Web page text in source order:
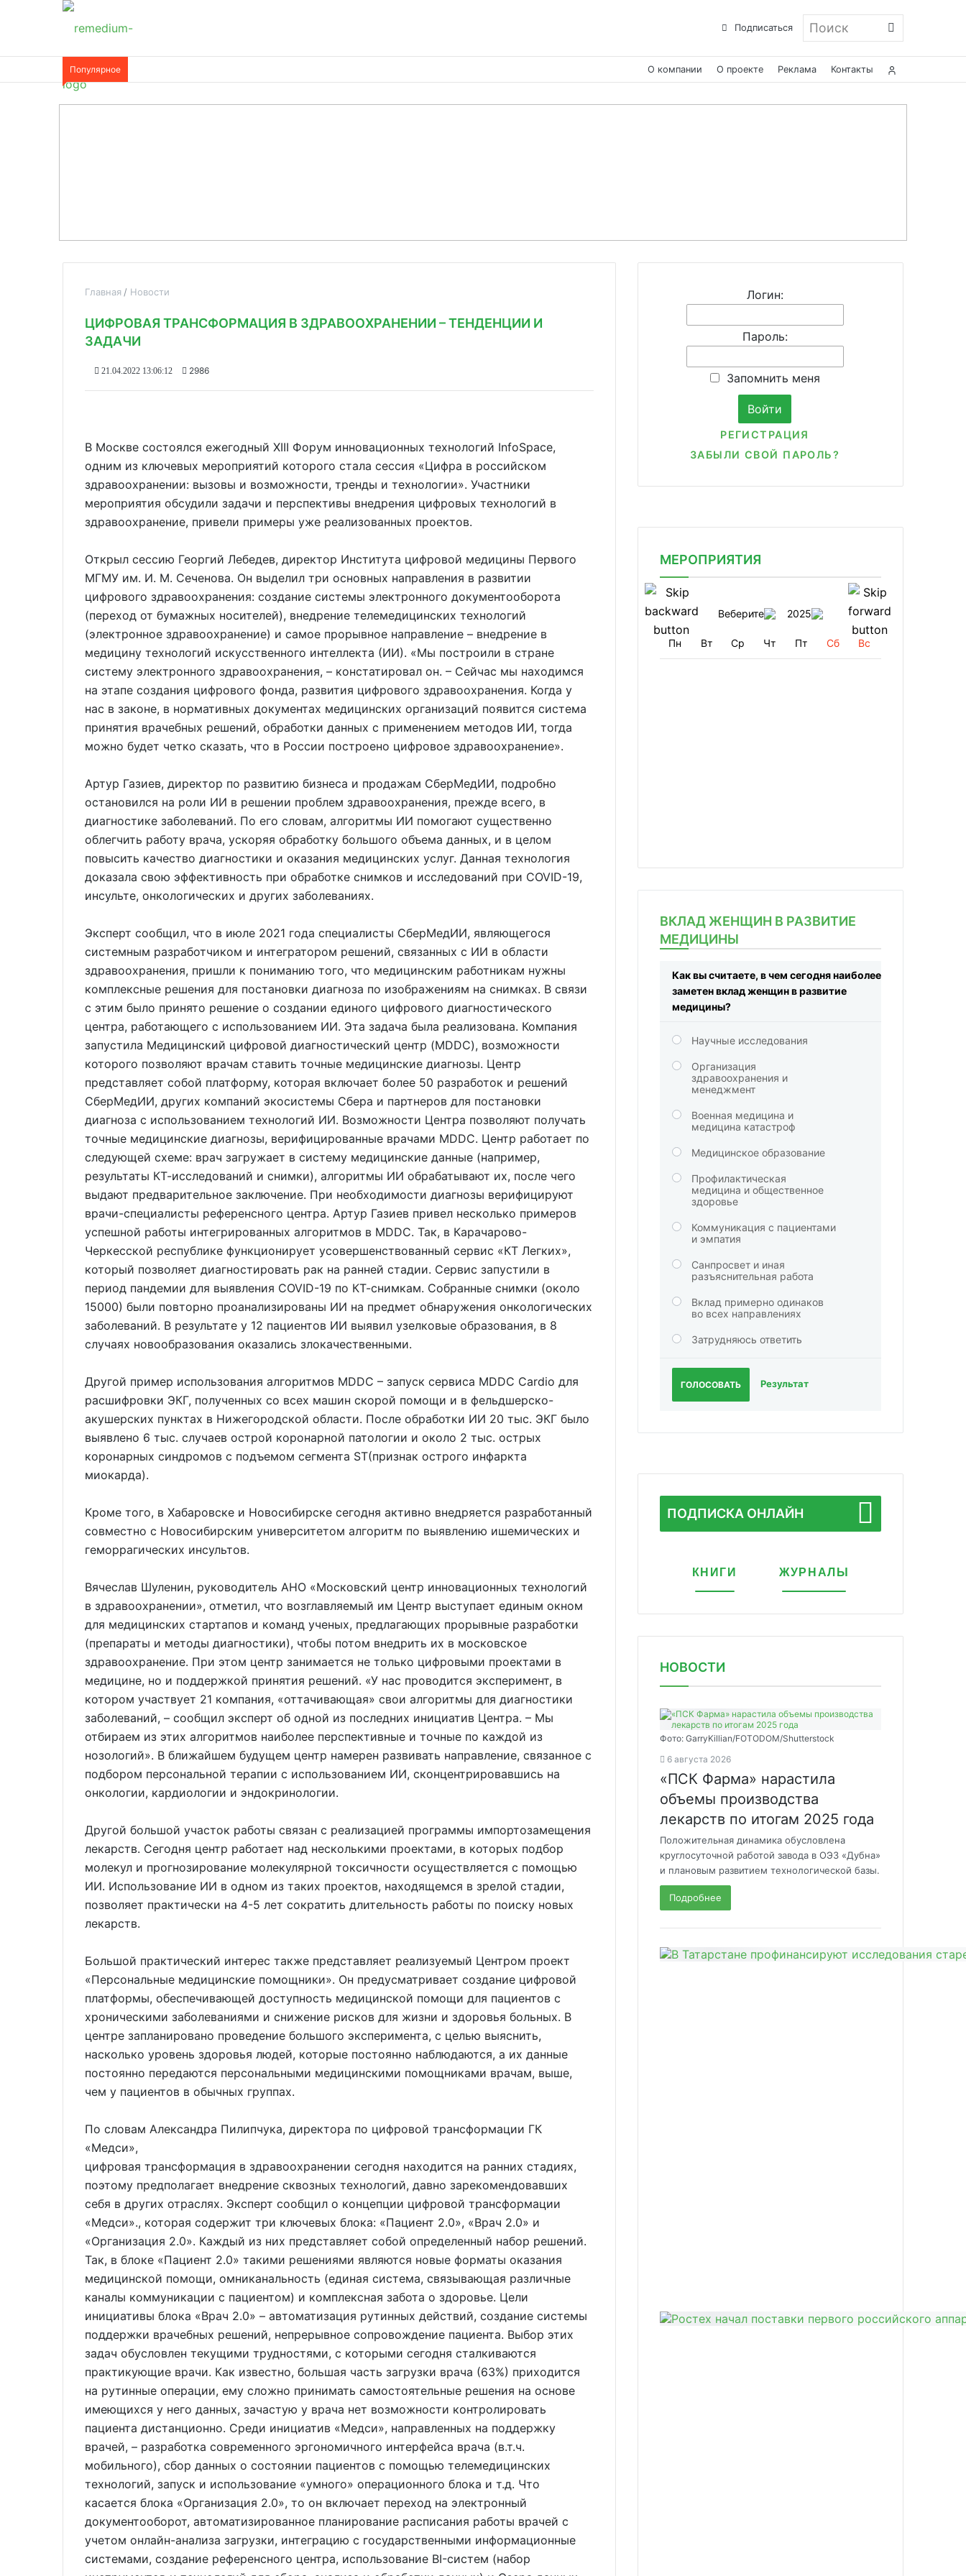
Подписаться Поиск
Популярное О компании О проекте Реклама Контакты
Главная Новости
ЦИФРОВАЯ ТРАНСФОРМАЦИЯ В ЗДРАВООХРАНЕНИИ – ТЕНДЕНЦИИ И
ЗАДАЧИ
21.04.2022 13:06:12 2986
В Москве состоялся ежегодный XIII Форум инновационных технологий InfoSpace,
одним из ключевых мероприятий которого стала сессия «Цифра в российском
здравоохранении: вызовы и возможности, тренды и технологии». Участники
мероприятия обсудили задачи и перспективы внедрения цифровых технологий в
здравоохранение, привели примеры уже реализованных проектов.
Открыл сессию Георгий Лебедев, директор Института цифровой медицины Первого
МГМУ им. И. М. Сеченова. Он выделил три основных направления в развитии
цифрового здравоохранения: создание системы электронного документооборота
(переход от бумажных носителей), внедрение телемедицинских технологий
(электронное здравоохранение) и самое прорывное направление – внедрение в
медицину технологий искусственного интеллекта (ИИ). «Мы построили в стране
систему электронного здравоохранения, – констатировал он. – Сейчас мы находимся
на этапе создания цифрового фонда, развития цифрового здравоохранения. Когда у
нас в законе, в нормативных документах медицинских организаций появится система
принятия врачебных решений, обработки данных с применением методов ИИ, тогда
можно будет четко сказать, что в России построено цифровое здравоохранение».
Артур Газиев, директор по развитию бизнеса и продажам СберМедИИ, подробно
остановился на роли ИИ в решении проблем здравоохранения, прежде всего, в
диагностике заболеваний. По его словам, алгоритмы ИИ помогают существенно
облегчить работу врача, ускоряя обработку большого объема данных, и в целом
повысить качество диагностики и оказания медицинских услуг. Данная технология
доказала свою эффективность при обработке снимков и исследований при COVID-19,
инсульте, онкологических и других заболеваниях.
Эксперт сообщил, что в июле 2021 года специалисты СберМедИИ, являющегося
системным разработчиком и интегратором решений, связанных с ИИ в области
здравоохранения, пришли к пониманию того, что медицинским работникам нужны
комплексные решения для постановки диагноза по изображениям на снимках. В связи
с этим было принято решение о создании единого цифрового диагностического
центра, работающего с использованием ИИ. Эта задача была реализована. Компания
запустила Медицинский цифровой диагностический центр (MDDC), возможности
которого позволяют врачам ставить точные медицинские диагнозы. Центр
представляет собой платформу, которая включает более 50 разработок и решений
СберМедИИ, других компаний экосистемы Сбера и партнеров для постановки
диагноза с использованием технологий ИИ. Возможности Центра позволяют получать
точные медицинские диагнозы, верифицированные врачами MDDC. Центр работает по
следующей схеме: врач загружает в систему медицинские данные (например,
результаты КТ-исследований и снимки), алгоритмы ИИ обрабатывают их, после чего
выдают предварительное заключение. При необходимости диагнозы верифицируют
врачи-специалисты референсного центра. Артур Газиев привел несколько примеров
успешной работы интегрированных алгоритмов в MDDC. Так, в Карачарово-
Черкесской республике функционирует усовершенствованный сервис «КТ Легких»,
который позволяет диагностировать рак на ранней стадии. Сервис запустили в
период пандемии для выявления COVID-19 по КТ-снимкам. Собранные снимки (около
15000) были повторно проанализированы ИИ на предмет обнаружения онкологических
заболеваний. В результате у 12 пациентов ИИ выявил узелковые образования, в 8
случаях новообразования оказались злокачественными.
Другой пример использования алгоритмов MDDC – запуск сервиса MDDC Cardio для
расшифровки ЭКГ, полученных со всех машин скорой помощи и в фельдшерско-
акушерских пунктах в Нижегородской области. После обработки ИИ 20 тыс. ЭКГ было
выявлено 6 тыс. случаев острой коронарной патологии и около 2 тыс. острых
коронарных синдромов с подъемом сегмента ST(признак острого инфаркта
миокарда).
Кроме того, в Хабаровске и Новосибирске сегодня активно внедряется разработанный
совместно с Новосибирским университетом алгоритм по выявлению ишемических и
геморрагических инсультов.
Вячеслав Шуленин, руководитель АНО «Московский центр инновационных технологий
в здравоохранении», отметил, что возглавляемый им Центр выступает единым окном
для медицинских стартапов и команд ученых, предлагающих прорывные разработки
(препараты и методы диагностики), чтобы потом внедрить их в московское
здравоохранение. При этом центр занимается не только цифровыми проектами в
медицине, но и поддержкой принятия решений. «У нас проводится эксперимент, в
котором участвует 21 компания, «оттачивающая» свои алгоритмы для диагностики
заболеваний, – сообщил эксперт об одной из последних инициатив Центра. – Мы
отбираем из этих алгоритмов наиболее перспективные и точные по каждой из
нозологий». В ближайшем будущем центр намерен развивать направление, связанное с
подбором персональной терапии с использованием ИИ, сконцентрировавшись на
онкологии, кардиологии и эндокринологии.
Другой большой участок работы связан с реализацией программы импортозамещения
лекарств. Сегодня центр работает над несколькими проектами, в которых подбор
молекул и прогнозирование молекулярной токсичности осуществляется с помощью
ИИ. Использование ИИ в одном из таких проектов, находящемся в зрелой стадии,
позволяет практически на 4-5 лет сократить длительность работы по поиску новых
лекарств.
Большой практический интерес также представляет реализуемый Центром проект
«Персональные медицинские помощники». Он предусматривает создание цифровой
платформы, обеспечивающей доступность медицинской помощи для пациентов с
хроническими заболеваниями и снижение рисков для жизни и здоровья больных. В
центре запланировано проведение большого эксперимента, с целью выяснить,
насколько уровень здоровья людей, которые постоянно наблюдаются, а их данные
постоянно передаются персональными медицинскими помощниками врачам, выше,
чем у пациентов в обычных группах.
По словам Александра Пилипчука, директора по цифровой трансформации ГК
«Медси»,
цифровая трансформация в здравоохранении сегодня находится на ранних стадиях,
поэтому предполагает внедрение сквозных технологий, давно зарекомендовавших
себя в других отраслях. Эксперт сообщил о концепции цифровой трансформации
«Медси»., которая содержит три ключевых блока: «Пациент 2.0», «Врач 2.0» и
«Организация 2.0». Каждый из них представляет собой определенный набор решений.
Так, в блоке «Пациент 2.0» такими решениями являются новые форматы оказания
медицинской помощи, омниканальность (единая система, связывающая различные
каналы коммуникации с пациентом) и комплексная забота о здоровье. Цели
инициативы блока «Врач 2.0» – автоматизация рутинных действий, создание системы
поддержки врачебных решений, непрерывное сопровождение пациента. Выбор этих
задач обусловлен текущими трудностями, с которыми сегодня сталкиваются
практикующие врачи. Как известно, большая часть загрузки врача (63%) приходится
на рутинные операции, ему сложно принимать самостоятельные решения на основе
имеющихся у него данных, зачастую у врача нет возможности контролировать
пациента дистанционно. Среди инициатив «Медси», направленных на поддержку
врачей, – разработка современного эргономичного интерфейса врача (в.т.ч.
мобильного), сбор данных о состоянии пациентов с помощью телемедицинских
технологий, запуск и использование «умного» операционного блока и т.д. Что
касается блока «Организация 2.0», то он включает переход на электронный
документооборот, автоматизированное планирование расписания работы врачей с
учетом онлайн-анализа загрузки, интеграцию с государственными информационные
системами, создание референсного центра, использование BI-систем (набор
Логин:
Пароль:
Запомнить меня
РЕГИСТРАЦИЯ
ЗАБЫЛИ СВОЙ ПАРОЛЬ?
МЕРОПРИЯТИЯ
Веберите 2025
Пн Вт Ср Чт Пт Сб Вс
ВКЛАД ЖЕНЩИН В РАЗВИТИЕ
МЕДИЦИНЫ
Как вы считаете, в чем сегодня наиболее
заметен вклад женщин в развитие
медицины?
Научные исследования
Организация
здравоохранения и
менеджмент
Военная медицина и
медицина катастроф
Медицинское образование
Профилактическая
медицина и общественное
здоровье
Коммуникация с пациентами
и эмпатия
Санпросвет и иная
разъяснительная работа
Вклад примерно одинаков
во всех направлениях
Затрудняюсь ответить
ГОЛОСОВАТЬ Результат
ПОДПИСКА ОНЛАЙН
КНИГИ ЖУРНАЛЫ
НОВОСТИ
Фото: GarryKillian/FOTODOM/Shutterstock
6 августа 2026
«ПСК Фарма» нарастила
объемы производства
лекарств по итогам 2025 года
Положительная динамика обусловлена
круглосуточной работой завода в ОЭЗ «Дубна»
и плановым развитием технологической базы.
Подробнее